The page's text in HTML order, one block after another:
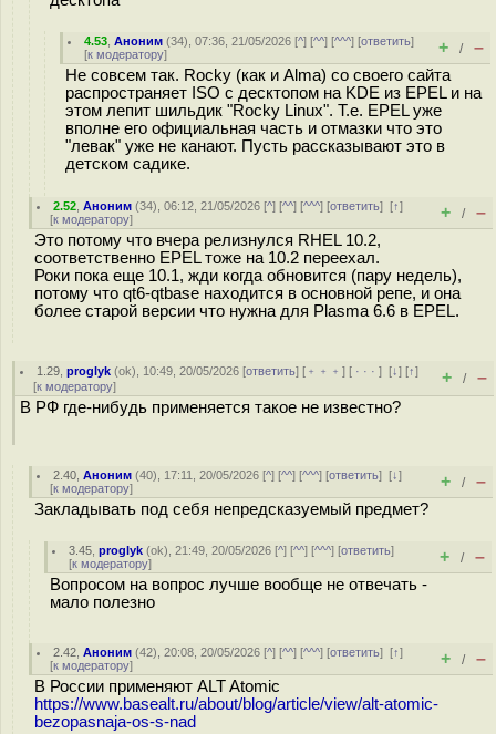
4.53 ,Аноним (34), 07:36, 21/05/2026 [^] [^^] [^^^] [ответить]
[к модератору] + / –
Не совсем так. Rocky (как и Alma) со своего сайта
распространяет ISO с десктопом на KDE из EPEL и на
этом лепит шильдик "Rocky Linux". Т.е. EPEL уже
вполне его официальная часть и отмазки что это
"левак" уже не канают. Пусть рассказывают это в
детском садике.
2.52 ,Аноним (34), 06:12, 21/05/2026 [^] [^^] [^^^] [ответить][↑]
[к модератору] + / –
Это потому что вчера релизнулся RHEL 10.2,
соответственно EPEL тоже на 10.2 переехал.
Роки пока еще 10.1, жди когда обновится (пару недель),
потому что qt6-qtbase находится в основной репе, и она
более старой версии что нужна для Plasma 6.6 в EPEL.
1.29 ,proglyk (ok), 10:49, 20/05/2026 [ответить] [ ﹢﹢﹢] [ · · ·][↓] [↑]
[к модератору] + / –
В РФ где-нибудь применяется такое не известно?
2.40 ,Аноним (40), 17:11, 20/05/2026 [^] [^^] [^^^] [ответить][↓]
[к модератору] + / –
Закладывать под себя непредсказуемый предмет?
3.45 ,proglyk (ok), 21:49, 20/05/2026 [^] [^^] [^^^] [ответить]
[к модератору] + / –
Вопросом на вопрос лучше вообще не отвечать -
мало полезно
2.42 ,Аноним (42), 20:08, 20/05/2026 [^] [^^] [^^^] [ответить][↑]
[к модератору] + / –
В России применяют ALT Atomic
https://www.basealt.ru/about/blog/article/view/alt-atomic-
bezopasnaja-os-s-nad